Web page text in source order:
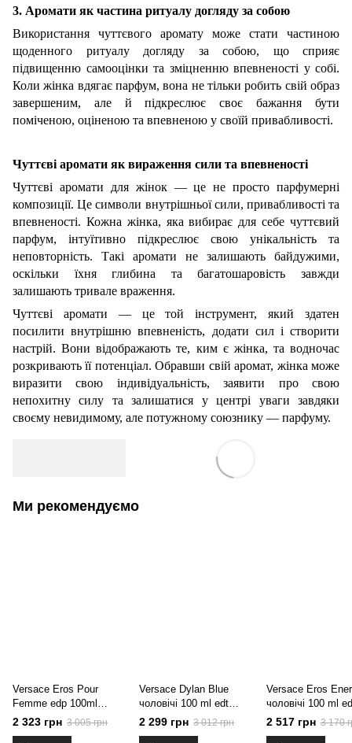
3. Аромати як частина ритуалу догляду за собою
Використання чуттєвого аромату може стати частиною
щоденного ритуалу догляду за собою, що сприяє
підвищенню самооцінки та зміцненню впевненості у собі.
Коли жінка вдягає парфум, вона не тільки робить свій образ
завершеним, але й підкреслює своє бажання бути
поміченою, оціненою та впевненою у своїй привабливості.
Чуттєві аромати як вираження сили та впевненості
Чуттєві аромати для жінок — це не просто парфумерні
композиції. Це символи внутрішньої сили, привабливості та
впевненості. Кожна жінка, яка вибирає для себе чуттєвий
парфум, інтуїтивно підкреслює свою унікальність та
неповторність. Такі аромати не залишають байдужими,
оскільки їхня глибина та багатошаровість завжди
залишають тривале враження.
Чуттєві аромати — це той інструмент, який здатен
посилити внутрішню впевненість, додати сил і створити
настрій. Вони відображають те, ким є жінка, та водночас
розкривають її потенціал. Обравши свій аромат, жінка може
виразити свою індивідуальність, заявити про свою
непохитну силу та залишатися у центрі уваги завдяки
своєму невидимому, але потужному союзнику — парфуму.
Ми рекомендуємо
Versace Eros Pour
Femme edp 100ml
Тестер, Італія
2 323 грн 3 005 грн
Versace Dylan Blue
чоловічі 100 ml edt
Тестер, Італія
2 299 грн 3 012 грн
Versace Eros
чоловічі 100 ml
Тестер, Італія
2 517 грн 3 170